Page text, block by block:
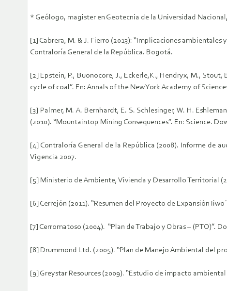
* Geólogo, magister en Geotecnia de la Universidad
[1] Cabrera, M. & J. Fierro (2013): “Implicaciones
Contraloría General de la República. Bogotá.
[2] Epstein, P., Buonocore, J., Eckerle,K., Hendryx, M.,
cycle of coal”. En: Annals of the New York Academy of
[3] Palmer, M. A. Bernhardt, E. S. Schlesinger, W. H.
(2010). “Mountaintop Mining Consequences”. En: Science.
[4] Contraloría General de la República (2008). Informe de
Vigencia 2007.
[5] Ministerio de Ambiente, Vivienda y Desarrollo Territorial
[6] Cerrejón (2011). “Resumen del Proyecto de Expansión
[7] Cerromatoso (2004). “Plan de Trabajo y Obras – (PTO)”.
[8] Drummond Ltd. (2005). “Plan de Manejo Ambiental del
[9] Greystar Resources (2009). “Estudio de impacto